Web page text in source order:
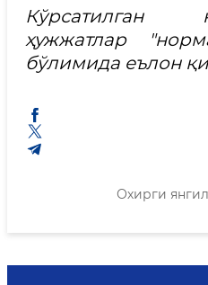
Кўрсатилган
ҳужжатлар
бўлимида еълон
Охирги